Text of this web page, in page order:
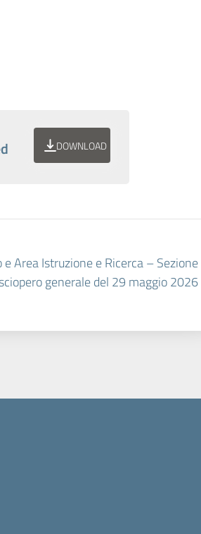
DOWNLOAD
Area Istruzione e Ricerca – Sezione
generale del 29 maggio 2026